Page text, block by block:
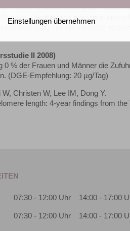
D3 zur Verlangsamung der
3-Fettsäuren zeigten in dieser
sind nötig, um die klinische
II 2008)
% der Frauen und Männer die
(DGE-Empfehlung: 20 µg/Tag)
Christen W, Lee IM, Dong Y.
length: 4-year findings from the
07:30 - 12:00 Uhr 14:00 - 17:00
07:30 - 12:00 Uhr 14:00 - 17:00
Einstellungen übernehmen